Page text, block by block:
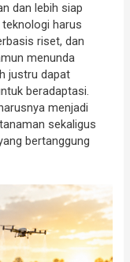
dan lebih siap
harus
riset, dan
menunda
justru dapat
beradaptasi.
menjadi
sekaligus
bertanggung